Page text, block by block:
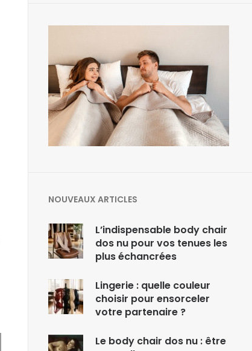
NOUVEAUX ARTICLES
L’indispensable body chair
dos nu pour vos tenues les
plus échancrées
Lingerie : quelle couleur
choisir pour ensorceler
votre partenaire ?
Le body chair dos nu : être